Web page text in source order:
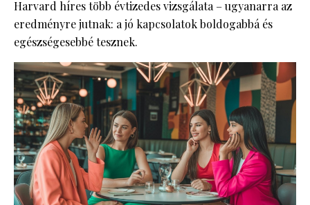
Harvard híres több évtizedes vizsgálata – ugyanarra az
eredményre jutnak: a jó kapcsolatok boldogabbá és
egészségesebbé tesznek.